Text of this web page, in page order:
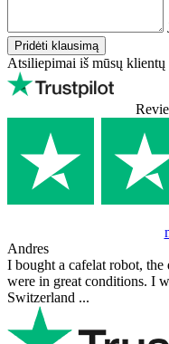
Pridėti klausimą
Atsiliepimai iš mūsų klientų
Andres
I bought a cafelat robot,
were in great conditions. I
Switzerland ...